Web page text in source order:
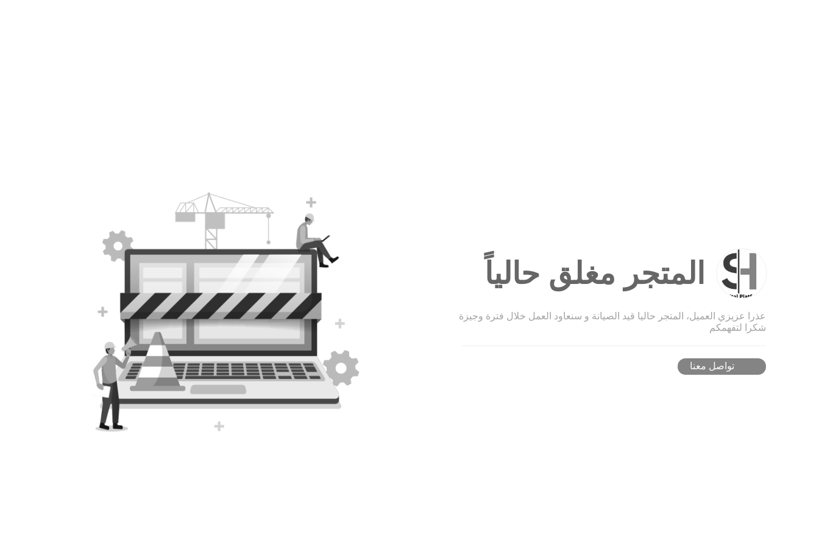
المتجر مغلق حالياً
عذرا عزيزي العميل، المتجر حاليا قيد الصيانة و سنعاود العمل خلال فترة وجيزة
شكرا لتفهمكم
تواصل معنا